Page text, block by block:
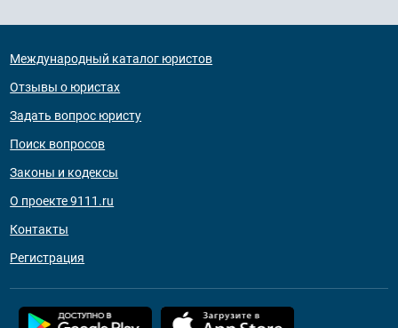
Международный каталог юристов
Отзывы о юристах
Задать вопрос юристу
Поиск вопросов
Законы и кодексы
О проекте 9111.ru
Контакты
Регистрация